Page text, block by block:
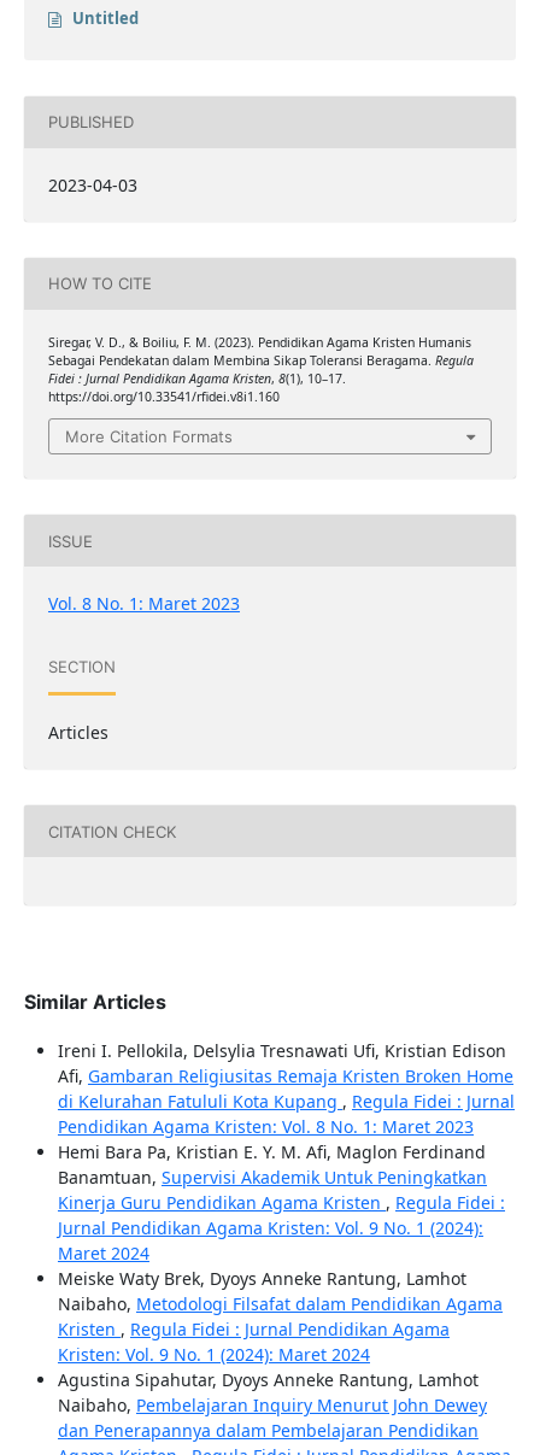
Untitled
PUBLISHED
2023-04-03
HOW TO CITE
Siregar, V. D., & Boiliu, F. M. (2023). Pendidikan Agama Kristen Humanis
Sebagai Pendekatan dalam Membina Sikap Toleransi Beragama. Regula
Fidei : Jurnal Pendidikan Agama Kristen, 8(1), 10–17.
https://doi.org/10.33541/rfidei.v8i1.160
More Citation Formats
ISSUE
Vol. 8 No. 1: Maret 2023
SECTION
Articles
CITATION CHECK
Similar Articles
Ireni I. Pellokila, Delsylia Tresnawati Ufi, Kristian Edison
Afi, Gambaran Religiusitas Remaja Kristen Broken Home
di Kelurahan Fatululi Kota Kupang , Regula Fidei : Jurnal
Pendidikan Agama Kristen: Vol. 8 No. 1: Maret 2023
Hemi Bara Pa, Kristian E. Y. M. Afi, Maglon Ferdinand
Banamtuan, Supervisi Akademik Untuk Peningkatkan
Kinerja Guru Pendidikan Agama Kristen , Regula Fidei :
Jurnal Pendidikan Agama Kristen: Vol. 9 No. 1 (2024):
Maret 2024
Meiske Waty Brek, Dyoys Anneke Rantung, Lamhot
Naibaho, Metodologi Filsafat dalam Pendidikan Agama
Kristen , Regula Fidei : Jurnal Pendidikan Agama
Kristen: Vol. 9 No. 1 (2024): Maret 2024
Agustina Sipahutar, Dyoys Anneke Rantung, Lamhot
Naibaho, Pembelajaran Inquiry Menurut John Dewey
dan Penerapannya dalam Pembelajaran Pendidikan